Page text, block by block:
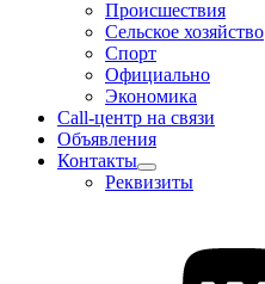
Происшествия
Сельское хозяйство
Спорт
Официально
Экономика
Call-центр на связи
Объявления
Контакты
Реквизиты